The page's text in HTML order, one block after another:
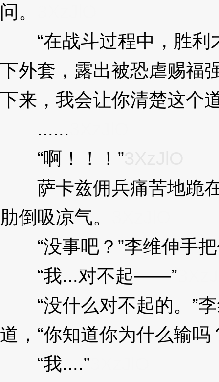
问。
“在战斗过程中，胜利
下外套，露出被恐虐赐福
下来，我会让你清楚这个
......
“啊！！！”
萨卡兹佣兵痛苦地跪在
肋倒吸凉气。
“没事吧？”李维伸手把
“我...对不起——”
“没什么对不起的。”李
道，“你知道你为什么输吗
“我....”